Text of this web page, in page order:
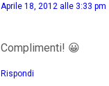
Aprile 18, 2012 alle 3:33 pm
Complimenti! 😀
Rispondi